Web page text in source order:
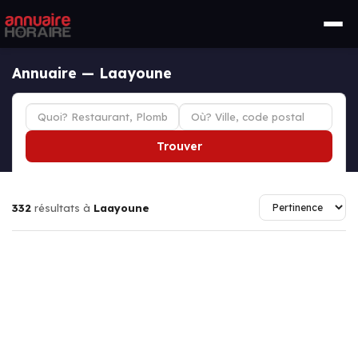
Annuaire — Laayoune
Trouver
332 résultats à Laayoune